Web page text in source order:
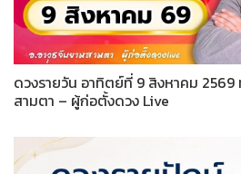
ดวงรายวัน อาทิตย์ที่ 9 สิงหาคม 2569
สามตา – ผู้ก่อตั้งดวง Live